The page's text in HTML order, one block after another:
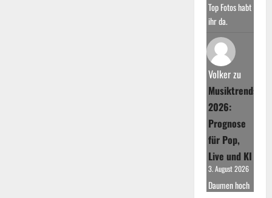
Top Fotos habt
ihr da.
Volkerzu
Musiktrends
2026:
Prognose
für Pop,
Live und KI
3. August 2026
Daumen hoch